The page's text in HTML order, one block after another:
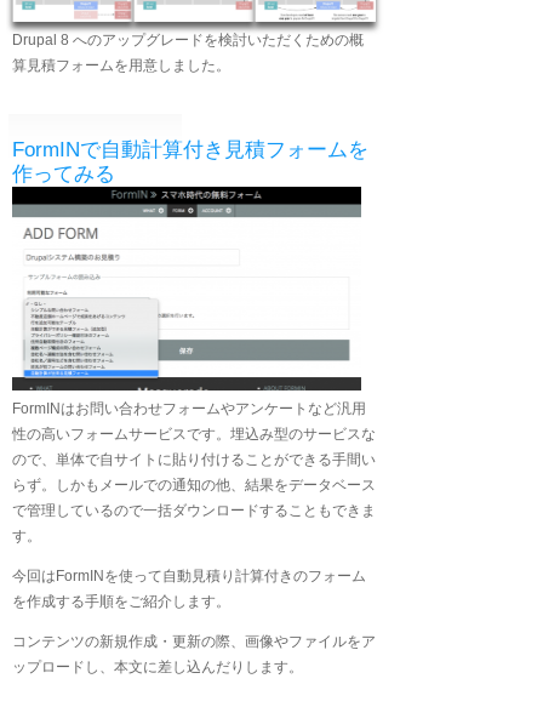
Drupal 8 へのアップグレードを検討いただくための概
算見積フォームを用意しました。
FormINで自動計算付き見積フォームを
作ってみる
FormINはお問い合わせフォームやアンケートなど汎用
性の高いフォームサービスです。埋込み型のサービスな
ので、単体で自サイトに貼り付けることができる手間い
らず。しかもメールでの通知の他、結果をデータベース
で管理しているので一括ダウンロードすることもできま
す。
今回はFormINを使って自動見積り計算付きのフォーム
を作成する手順をご紹介します。
コンテンツの新規作成・更新の際、画像やファイルをア
ップロードし、本文に差し込んだりします。